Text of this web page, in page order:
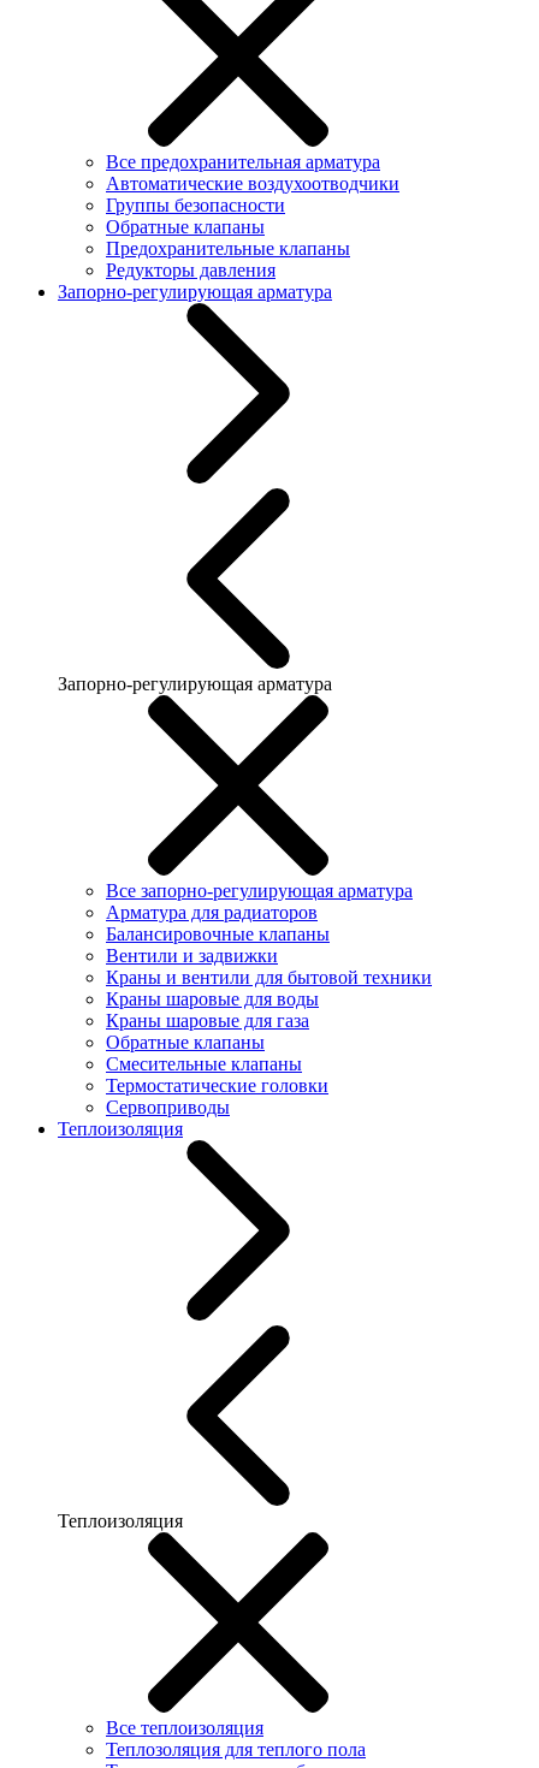
Все предохранительная арматура
Автоматические воздухоотводчики
Группы безопасности
Обратные клапаны
Предохранительные клапаны
Редукторы давления
Запорно-регулирующая арматура
Запорно-регулирующая арматура
Все запорно-регулирующая арматура
Арматура для радиаторов
Балансировочные клапаны
Вентили и задвижки
Краны и вентили для бытовой техники
Краны шаровые для воды
Краны шаровые для газа
Обратные клапаны
Смесительные клапаны
Термостатические головки
Сервоприводы
Теплоизоляция
Теплоизоляция
Все теплоизоляция
Теплозоляция для теплого пола